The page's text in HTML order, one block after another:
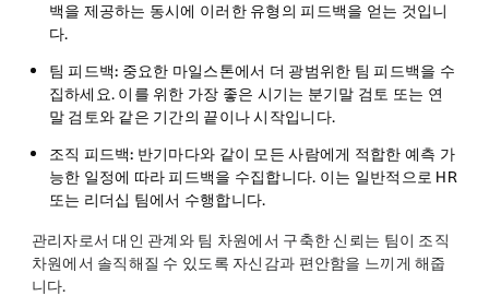
백을 제공하는 동시에 이러한 유형의 피드백을 얻는 것입니
다.
팀 피드백: 중요한 마일스톤에서 더 광범위한 팀 피드백을 수
집하세요. 이를 위한 가장 좋은 시기는 분기말 검토 또는 연
말 검토와 같은 기간의 끝이나 시작입니다.
조직 피드백: 반기마다와 같이 모든 사람에게 적합한 예측 가
능한 일정에 따라 피드백을 수집합니다. 이는 일반적으로 HR
또는 리더십 팀에서 수행합니다.
관리자로서 대인 관계와 팀 차원에서 구축한 신뢰는 팀이 조직
차원에서 솔직해질 수 있도록 자신감과 편안함을 느끼게 해줍
니다.